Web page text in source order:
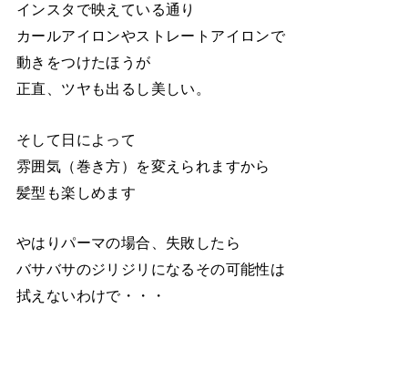
インスタで映えている通り
カールアイロンやストレートアイロンで
動きをつけたほうが
正直、ツヤも出るし美しい。
そして日によって
雰囲気（巻き方）を変えられますから
髪型も楽しめます
やはりパーマの場合、失敗したら
バサバサのジリジリになるその可能性は
拭えないわけで・・・